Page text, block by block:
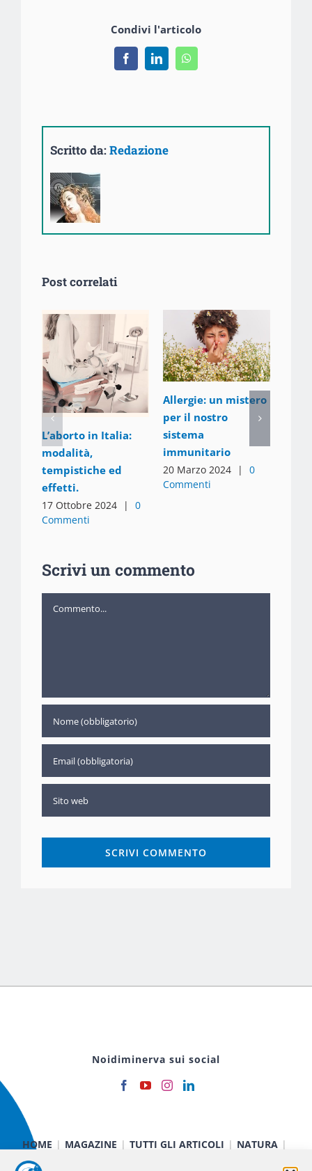
Condivi l'articolo
FacebookLinkedInWhatsApp
Scritto da:Redazione
Post correlati
L’aborto in Italia:
modalità,
tempistiche ed
effetti.
17 Ottobre 2024 |
0
Commenti
Allergie: un mistero
per il nostro
sistema
immunitario
20 Marzo 2024 |
0
Commenti
Scrivi un commento
Noidiminerva sui social
HOME MAGAZINE TUTTI GLI ARTICOLI
NATURA
CIBO E SALUTE